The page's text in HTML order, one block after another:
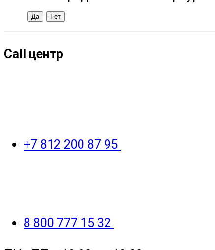
Call центр
+7 812 200 87 95
8 800 777 15 32